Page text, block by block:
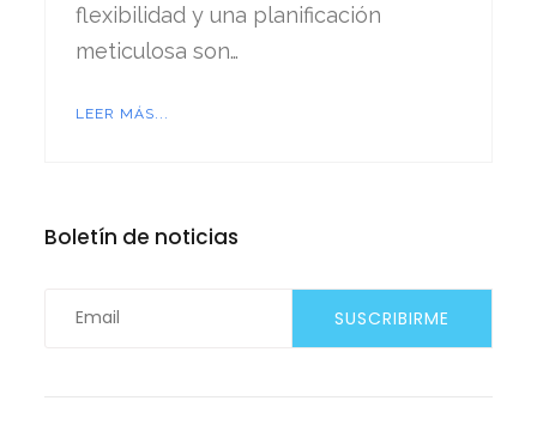
flexibilidad y una planificación
meticulosa son…
LEER MÁS...
Boletín de noticias